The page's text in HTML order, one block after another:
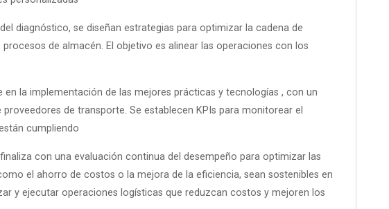
diagnóstico, se diseñan estrategias para optimizar la cadena de
de almacén. El objetivo es alinear las operaciones con los
en la implementación de las mejores prácticas y tecnologías , con un
de transporte. Se establecen KPIs para monitorear el
cumpliendo
con una evaluación continua del desempeño para optimizar las
el ahorro de costos o la mejora de la eficiencia, sean sostenibles en
y ejecutar operaciones logísticas que reduzcan costos y mejoren los